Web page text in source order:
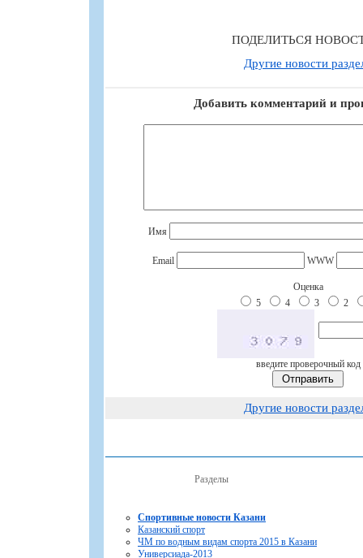
ПОДЕЛИТЬСЯ
Другие новости
Добавить комментарий и
Имя
Email WWW
Оценка
5
4 3 2
введите проверочный код
Другие новости
Разделы
Спортивные новости Казани
Казанский спорт
ЧМ по водным видам спорта 2015 в Казани
Универсиада-2013